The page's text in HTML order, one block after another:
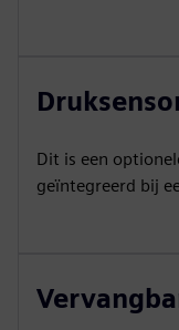
Dit is een
geïntegreerd bij